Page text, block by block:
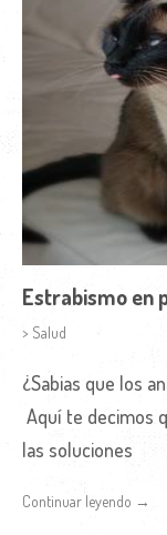
Estrabismo en
> Salud
¿Sabias que los
Aquí te decimos
las soluciones
Continuar leyendo →